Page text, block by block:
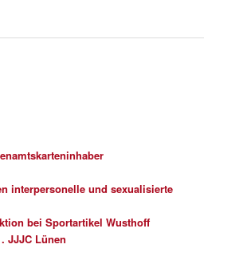
interpersonelle und sexualisierte
bei Sportartikel Wusthoff
JJJC Lünen